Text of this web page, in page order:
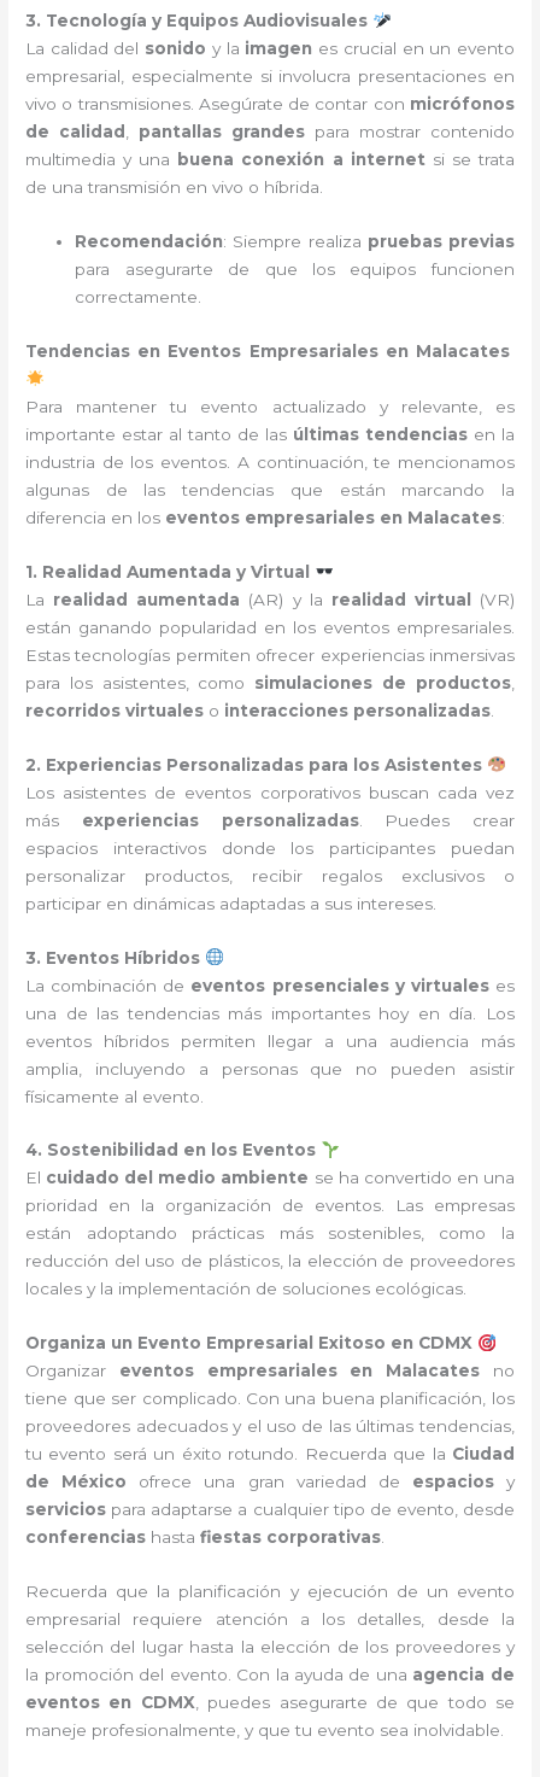
3. Tecnología y Equipos Audiovisuales
La calidad del sonido y la imagen es crucial en un evento
empresarial, especialmente si involucra presentaciones en
vivo o transmisiones. Asegúrate de contar con micrófonos
de calidad
pantallas grandes para mostrar contenido
multimedia y una
buena conexión a internet si se trata
de una transmisión en vivo o híbrida.
Recomendación: Siempre realiza pruebas previas
para asegurarte de que los equipos funcionen
correctamente.
Tendencias en Eventos Empresariales en Malacates
Para mantener tu evento actualizado y relevante, es
importante estar al tanto de las últimas tendenciasen la
industria de los eventos. A continuación, te mencionamos
algunas de las tendencias que están marcando la
diferencia en los eventos empresariales en Malacates:
1. Realidad Aumentada y Virtual
La realidad aumentada (AR) y la realidad virtual
(VR)
están ganando popularidad en los eventos empresariales.
Estas tecnologías permiten ofrecer experiencias inmersivas
para los asistentes, como simulaciones de productos,
recorridos virtuales o interacciones personalizadas
2. Experiencias Personalizadas para los Asistentes
Los asistentes de eventos corporativos buscan cada vez
más experiencias personalizadas. Puedes crear
espacios interactivos donde los participantes puedan
personalizar productos, recibir regalos exclusivos o
participar en dinámicas adaptadas a sus intereses.
3. Eventos Híbridos
La combinación de eventos presenciales y virtualeses
una de las tendencias más importantes hoy en día. Los
eventos híbridos permiten llegar a una audiencia más
amplia, incluyendo a personas que no pueden asistir
físicamente al evento.
4. Sostenibilidad en los Eventos
El cuidado del medio ambiente se ha convertido en una
prioridad en la organización de eventos. Las empresas
están adoptando prácticas más sostenibles, como la
reducción del uso de plásticos, la elección de proveedores
locales y la implementación de soluciones ecológicas.
Organiza un Evento Empresarial Exitoso en CDMX
Organizar eventos empresariales en Malacates no
tiene que ser complicado. Con una buena planificación, los
proveedores adecuados y el uso de las últimas tendencias,
tu evento será un éxito rotundo. Recuerda que la Ciudad
de México ofrece una gran variedad de espaciosy
servicios para adaptarse a cualquier tipo de evento, desde
conferencias hastafiestas corporativas.
Recuerda que la planificación y ejecución de un evento
empresarial requiere atención a los detalles, desde la
selección del lugar hasta la elección de los proveedores y
la promoción del evento. Con la ayuda de una agencia de
eventos en CDMX , puedes asegurarte de que todo se
maneje profesionalmente, y que tu evento sea inolvidable.